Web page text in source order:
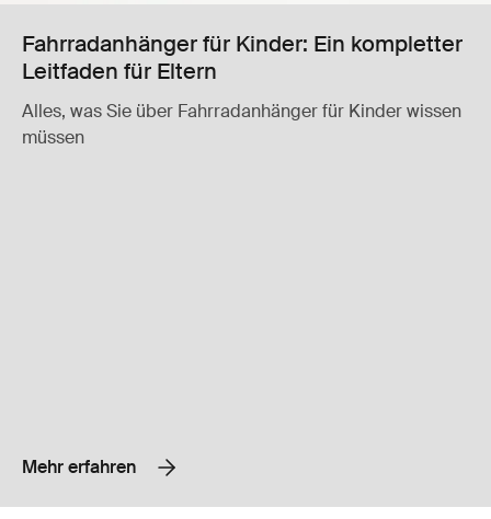
Fahrradanhänger für Kinder: Ein kompletter
Leitfaden für Eltern
Alles, was Sie über Fahrradanhänger für Kinder wissen
müssen
Mehr erfahren